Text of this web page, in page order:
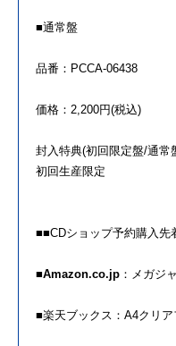
■通常盤
品番：PCCA-06438
価格：2,200円(税込)
封入特典(初回限定盤/通
初回生産限定
■■CDショップ予約購入先
■Amazon.co.jp ：メガジ
■楽天ブックス：A4クリ